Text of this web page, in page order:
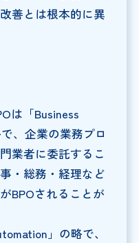
善とは根本的に異
は「Business
、企業の業務プロ
業者に委託するこ
・総務・経理など
BPOされることが
」の略で、